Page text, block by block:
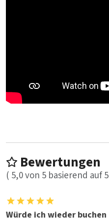
Bewertungen
( 5,0von 5 basierend auf5
Würde ich wieder buchen